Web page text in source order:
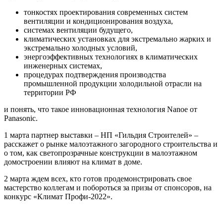
тонкостях проектирования современных систем
вентиляции и кондиционирования воздуха,
системах вентиляции будущего,
климатических установках для экстремально жарких и
экстремально холодных условий,
энергоэффективных технологиях в климатических
инженерных системах,
процедурах подтверждения производства
промышленной продукции холодильной отрасли на
территории РФ
и понять, что такое инновационная технология Nanoe от
Panasonic.
1 марта партнер выставки – НП «Гильдия Строителей» –
расскажет о рынке малоэтажного загородного строительства и
о том, как светопрозрачные конструкции в малоэтажном
домостроении влияют на климат в доме.
2 марта ждем всех, кто готов продемонстрировать свое
мастерство коллегам и побороться за призы от спонсоров, на
конкурс «Климат Профи-2022».